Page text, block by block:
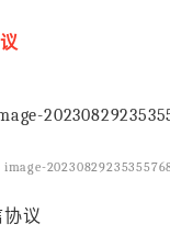
image-
协议